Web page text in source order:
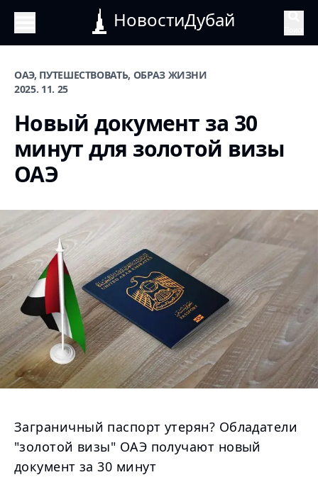
НовостиДубай
ОАЭ, ПУТЕШЕСТВОВАТЬ, ОБРАЗ ЖИЗНИ
2025. 11. 25
Новый документ за 30
минут для золотой визы
ОАЭ
Заграничный паспорт утерян? Обладатели
"золотой визы" ОАЭ получают новый
документ за 30 минут